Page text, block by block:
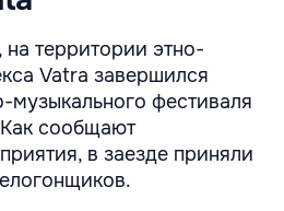
территории этно-
Vatra завершился
музыкального фестиваля
сообщают
в заезде приняли